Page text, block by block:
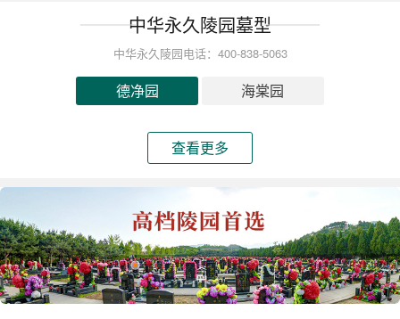
中华永久陵园墓型
中华永久陵园电话：400-838-5063
德净园 海棠园
查看更多